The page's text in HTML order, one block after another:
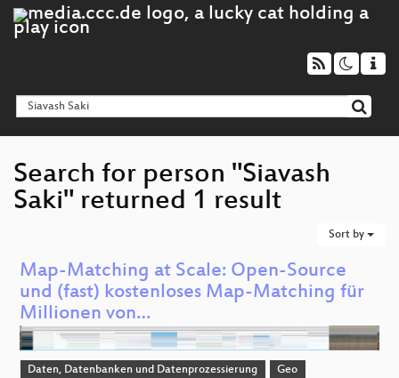
Search for person "Siavash
Saki" returned 1 result
Sort by
Map-Matching at Scale: Open-Source
und (fast) kostenloses Map-Matching für
Millionen von…
Daten, Datenbanken und Datenprozessierung
Geo